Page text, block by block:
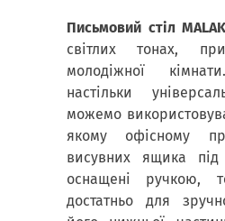
Письмовий стіл
світлих тонах,
молодіжної
настільки
можемо
якому офісному
висувних ящика під
оснащені ручкою,
достатньо для